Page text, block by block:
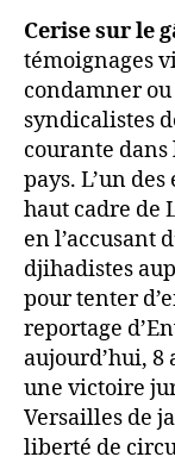
Cerise sur le
témoignages
condamner
syndicalistes
courante
pays. L’un
haut cadre de
en l’accusant
djihadistes
pour tenter
reportage
aujourd’hui, 8
une victoire
Versailles de
liberté de